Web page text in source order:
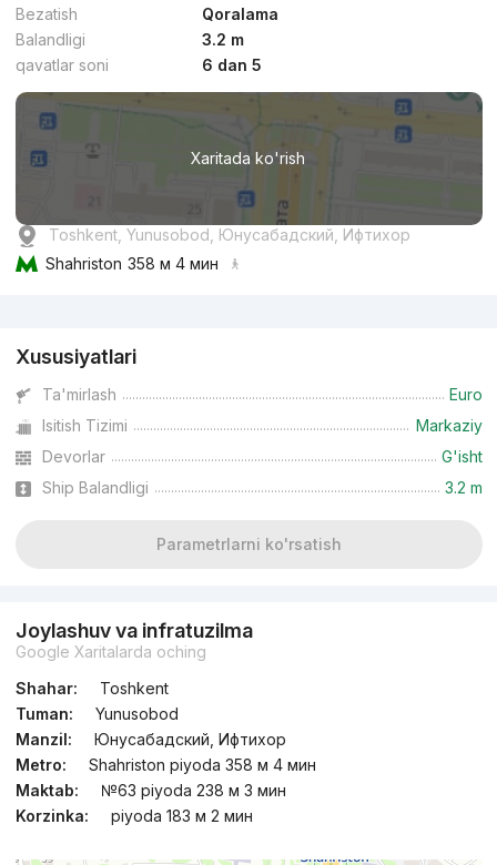
Bezatish
Qoralama
Balandligi
3.2 m
qavatlar soni
6 dan 5
Xaritada ko'rish
Toshkent, Yunusobod, Юнусабадский, Ифтихор
Shahriston 358 м 4 мин
Xususiyatlari
Ta'mirlash
Euro
Isitish Tizimi
Markaziy
Devorlar
G'isht
Ship Balandligi
3.2 m
Parametrlarni ko'rsatish
Joylashuv va infratuzilma
Google Xaritalarda oching
Shahar:
Toshkent
Tuman:
Yunusobod
Manzil:
Юнусабадский, Ифтихор
Metro:
Shahriston piyoda 358 м 4 мин
Maktab:
№63 piyoda 238 м 3 мин
Korzinka:
piyoda 183 м 2 мин